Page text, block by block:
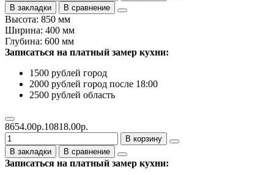
В закладки
В сравнение
Высота: 850 мм
Ширина: 400 мм
Глубина: 600 мм
Записаться на платный замер кухни:
1500 рублей город
2000 рублей город после 18:00
2500 рублей область
8654.00р.10818.00р.
В корзину
В закладки
В сравнение
Записаться на платный замер кухни: